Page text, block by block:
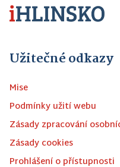
Užitečné odkazy
Mise
Podmínky užití webu
Zásady zpracování
Zásady cookies
Prohlášení o přístupnosti